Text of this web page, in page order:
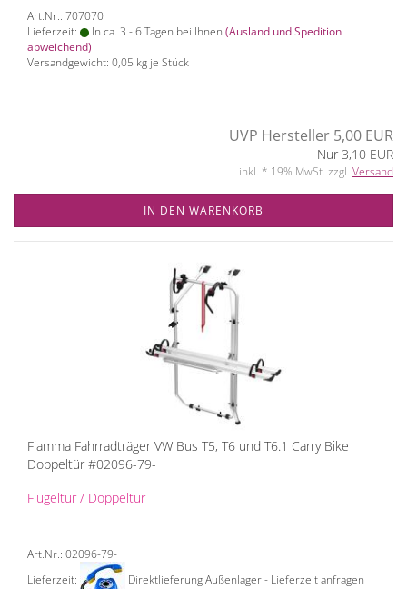
Art.Nr.: 707070
Lieferzeit:
In ca. 3 - 6 Tagen bei Ihnen (Ausland und Spedition
abweichend)
Versandgewicht: 0,05 kg je Stück
UVP Hersteller 5,00 EUR
Nur 3,10 EUR
inkl. * 19% MwSt. zzgl. Versand
IN DEN WARENKORB
Fiamma Fahrradträger VW Bus T5, T6 und T6.1 Carry Bike
Doppeltür #02096-79-
Flügeltür / Doppeltür
Art.Nr.: 02096-79-
Lieferzeit:
Direktlieferung Außenlager - Lieferzeit anfragen